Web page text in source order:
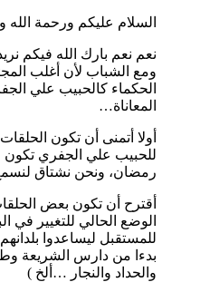
السلام عليكم ورحمة الله
نعم نعم بارك الله فيكم نريد
ومع الشباب لأن أغلب المجتمع
الحكماء كالحبيب علي
المعاناة…
أولا أتمنى أن تكون الحلقات
للحبيب علي الجفري تكون من
رمضان، ونحن نشتاق لنسمع
أقترح أن تكون بعض الحلقات
الوضع الحالي للتغيير في
للمستقبل ليساعدوا بلدانهم
بدءا من دارس الشريعة
والحداد والنجار …ألخ )